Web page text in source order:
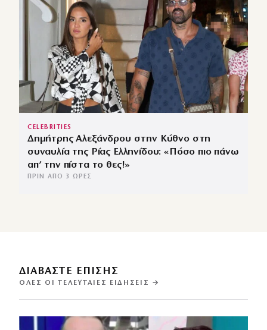
CELEBRITIES
Δημήτρης Αλεξάνδρου στην Κύθνο στη
συναυλία της Ρίας Ελληνίδου: «Πόσο πιο πάνω
απ’ την πίστα το θες!»
ΠΡΙΝ ΑΠΌ 3 ΏΡΕΣ
ΔΙΑΒΑΣΤΕ ΕΠΙΣΗΣ
ΌΛΕΣ ΟΙ ΤΕΛΕΥΤΑΊΕΣ ΕΙΔΉΣΕΙΣ →